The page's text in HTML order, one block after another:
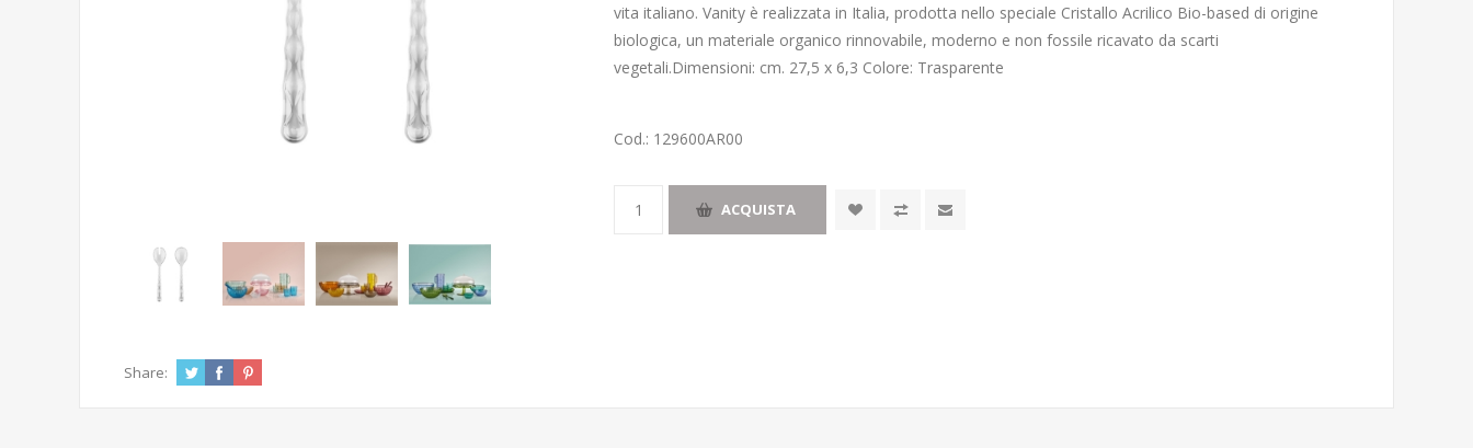
vita italiano. Vanity è realizzata in Italia, prodotta nello speciale Cristallo Acrilico Bio-based di origine
biologica, un materiale organico rinnovabile, moderno e non fossile ricavato da scarti
vegetali.Dimensioni: cm. 27,5 x 6,3 Colore: Trasparente
Cod.: 129600AR00
ACQUISTA
Share: